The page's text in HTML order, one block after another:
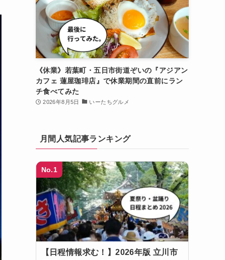
《休業》若葉町・五日市街道ぞいの『アジアン
カフェ 蓮屋珈琲店』で休業期間の直前にラン
チ食べてみた
2026年8月5日 いーたちグルメ
月間人気記事ランキング
No.1
【日程情報求む！】2026年版 立川市